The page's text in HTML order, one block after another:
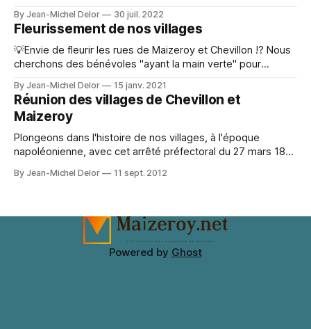
vous rendre disponible au service de la population?
Devenez Sapeur-Pompier Volontaire ! Il suffit d’être âgé
d’entre 16 et 55 ans, d’être disponible et d’habiter
By Jean-Michel Delor 30 juil. 2022
Fleurissement de nos villages
💡Envie de fleurir les rues de Maizeroy et Chevillon !? Nous
cherchons des bénévoles "ayant la main verte" pour
printemps 2021. Si vous êtes intéressé, contactez Aurélie
au 06.17.09.46.43. A bientôt ! A cosplay category makes
By Jean-Michel Delor 15 janv. 2021
Réunion des villages de Chevillon et
Maizeroy
Plongeons dans l'histoire de nos villages, à l'époque
napoléonienne, avec cet arrêté préfectoral du 27 mars 1813
Maizeroy... Costume preparation becomes easier when
By Jean-Michel Delor 11 sept. 2012
Powered by Ghost